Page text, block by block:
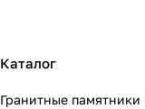
Каталог
Гранитные памятники